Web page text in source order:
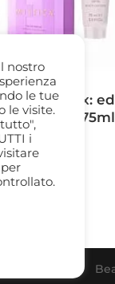
Gift Box:
Lotion 75ml
€ Il
attuale
nostro
le tue
le visite.
i